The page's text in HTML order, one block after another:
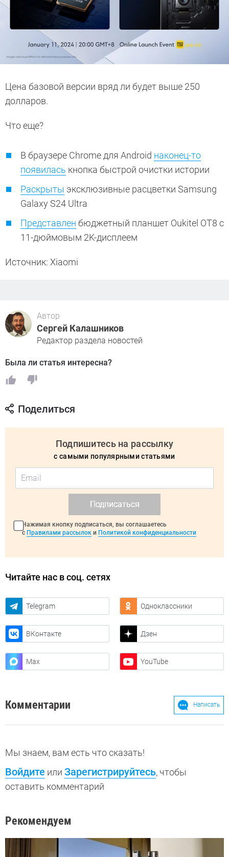
Цена базовой версии вряд ли будет выше 250
долларов.
Что еще?
В браузере Chrome для Android наконец-то
появилась кнопка быстрой очистки истории
Раскрыты эксклюзивные расцветки Samsung
Galaxy S24 Ultra
Представлен бюджетный планшет Oukitel OT8 с
11-дюймовым 2K-дисплеем
Источник: Xiaomi
Автор
Сергей Калашников
Редактор раздела новостей
Была ли статья интересна?
Поделиться
Подпишитесь на рассылку
с самыми популярными статьями
Подписаться
Нажимая кнопку подписаться, вы соглашаетесь
с Правилами рассылок и Политикой конфиденциальности
Читайте нас в соц. сетях
Telegram Одноклассники
ВКонтакте Дзен
Max YouTube
Комментарии Написать
Мы знаем, вам есть что сказать!
Войдите или Зарегистрируйтесь, чтобы
оставить комментарий
Рекомендуем